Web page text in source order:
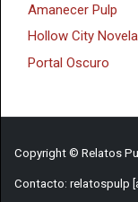
Amanecer Pulp
Hollow City Novela
Portal Oscuro
Copyright © Relatos
Contacto: relatospulp